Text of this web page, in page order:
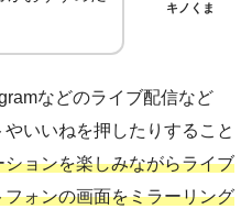
キノくま
などのライブ配信など
いいねを押したりすること
ションを楽しみながらライブ
ォンの画面をミラーリング